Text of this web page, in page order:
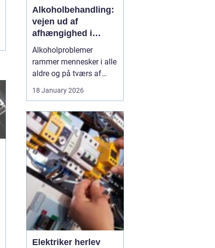
Alkoholbehandling:
vejen ud af
afhængighed i
trygge rammer
Alkoholproblemer
rammer mennesker i alle
aldre og på tværs af
starter det med hygge,
at dæmpe uro og svære
følelser på. Langsomt
flytter alkoholen græns...
18 January 2026
Elektriker herlev